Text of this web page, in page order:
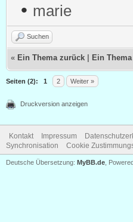
• marie
Suchen
« Ein Thema zurück Ein
Seiten (2): 1 2 Weiter »
Druckversion anzeigen
Kontakt Impressum
Synchronisation
Cookie
Deutsche Übersetzung: MyBB.de ,